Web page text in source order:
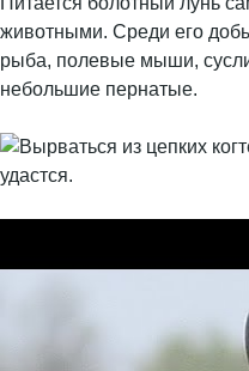
животными. Среди его
рыба, полевые мыши,
небольшие пернатые.